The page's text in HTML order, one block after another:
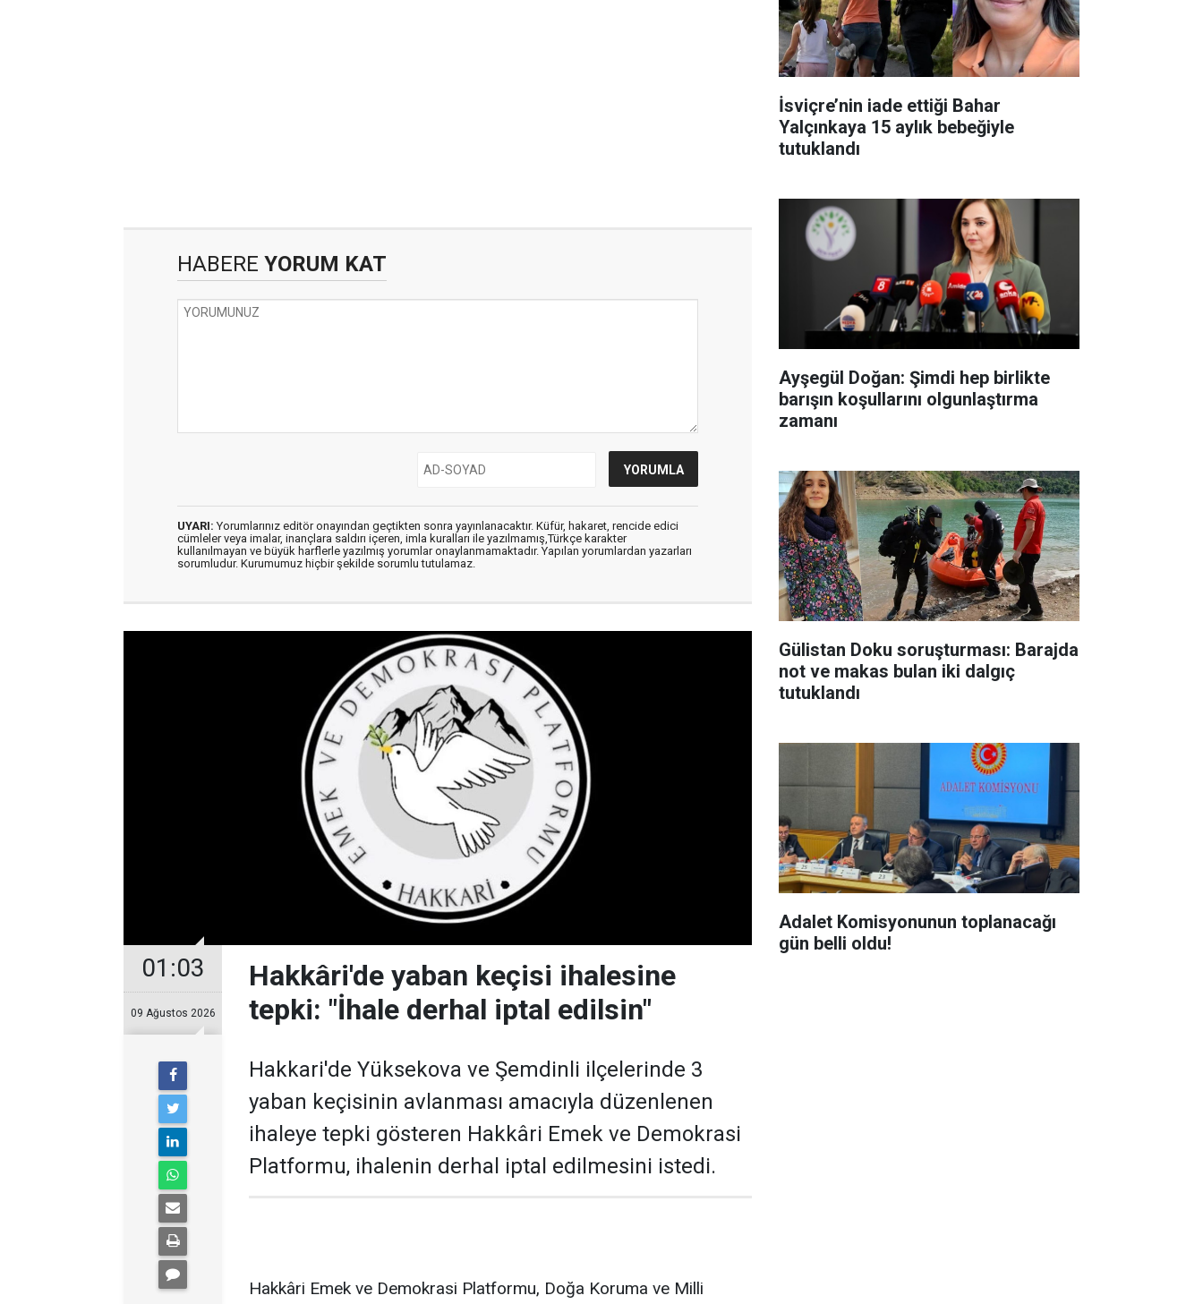
HABERE YORUM KAT
UYARI: Yorumlarınız editör onayından geçtikten sonra yayınlanacaktır. Küfür, hakaret, rencide edici
cümleler veya imalar, inançlara saldırı içeren, imla kuralları ile yazılmamış,Türkçe karakter
kullanılmayan ve büyük harflerle yazılmış yorumlar onaylanmamaktadır. Yapılan yorumlardan yazarları
sorumludur. Kurumumuz hiçbir şekilde sorumlu tutulamaz.
01:03
09 Ağustos 2026
Hakkâri'de yaban keçisi ihalesine
tepki: "İhale derhal iptal edilsin"
Hakkari'de Yüksekova ve Şemdinli ilçelerinde 3
yaban keçisinin avlanması amacıyla düzenlenen
ihaleye tepki gösteren Hakkâri Emek ve Demokrasi
Platformu, ihalenin derhal iptal edilmesini istedi.
Hakkâri Emek ve Demokrasi Platformu, Doğa Koruma ve Milli
İsviçre’nin iade ettiği Bahar
Yalçınkaya 15 aylık bebeğiyle
tutuklandı
Ayşegül Doğan: Şimdi hep birlikte
barışın koşullarını olgunlaştırma
zamanı
Gülistan Doku soruşturması: Barajda
not ve makas bulan iki dalgıç
tutuklandı
Adalet Komisyonunun toplanacağı
gün belli oldu!